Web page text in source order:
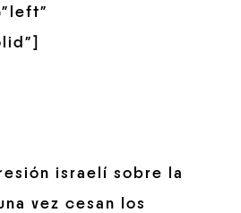
israelí sobre la
vez cesan los